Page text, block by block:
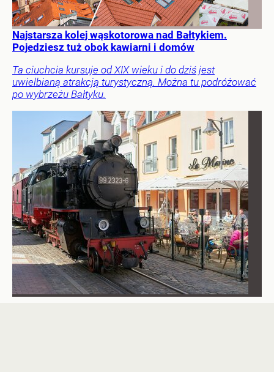
Najstarsza kolej wąskotorowa nad Bałtykiem.
Pojedziesz tuż obok kawiarni i domów
Ta ciuchcia kursuje od XIX wieku i do dziś jest
uwielbianą atrakcją turystyczną. Można tu podróżować
po wybrzeżu Bałtyku.